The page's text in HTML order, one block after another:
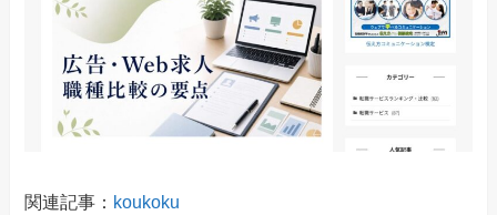
関連記事： koukoku